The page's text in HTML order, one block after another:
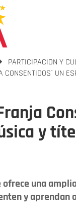
PARTICIPACION Y
CONSENTIDOS´ UN
y
ofrece una
y aprendan